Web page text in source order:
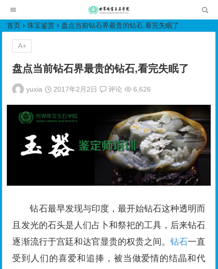
首页 珠宝鉴赏 盘点当前钻石界最贵的钻石,看完失眠了
盘点当前钻石界最贵的钻石,看完失眠了
yuxia 2017年2月2日 评论 6,626
钻石最早发现与印度，最开始钻石这种透明而
且发光的石头是人们占卜和祭祀的工具，后来钻石
逐渐流行于宫廷和达官显贵的权贵之间。 钻石一直
受到人们的喜爱和追捧，被当做爱情的结晶和代
A+